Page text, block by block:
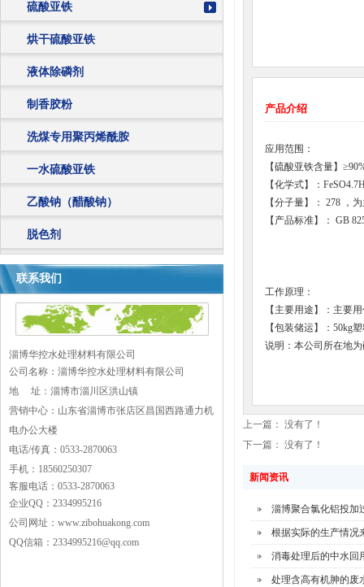
硫酸亚铁
烘干硫酸亚铁
液体除磷剂
制香胶粉
洗煤专用聚丙烯酰胺
一水硫酸亚铁
乙酸钠（醋酸钠）
脱色剂
联系我们
淄博华控水处理材料有限公司
公司名称：淄博华控水处理材料有限公司
地 址： 淄博市淄川区洪山镇
营销中心：山东省淄博市张店区昌国西路通力机
电办公大楼
电话/传真：0533-2870063
手机：18560250307
客服电话：0533-2870063
企业QQ：2334995216
公司网址：www.zibohuakong.com
QQ信箱：2334995216@qq.com
产品介绍
应用范围：
【硫酸亚铁含量】
【化学式】：
【分子量】： 278 ，
【产品标准】： GB
工作原理：
【主要用途】：主要
【包装储运】：50kg
说明：本公司所在地
上一篇： 没有了！
下一篇： 没有了！
新闻资讯
淄博聚合氯化铝投加
根据实际的生产情况
消毒处理后的中水回
处理含高有机胂的废